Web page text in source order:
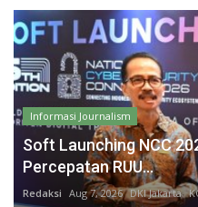
Informasi Journalism
Soft Launching NCC
Percepatan RUU...
Redaksi Aug 7, 2026 DKI Jakarta